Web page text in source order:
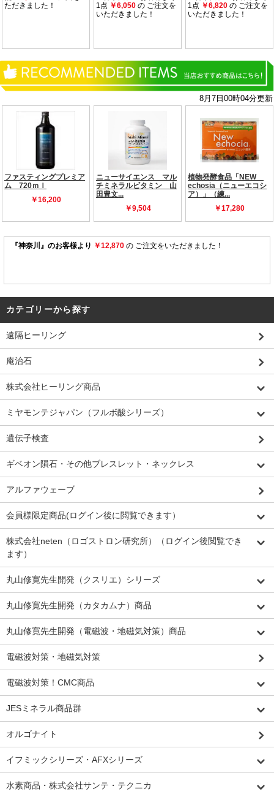
カテゴリーから探す
遠隔ヒーリング
庵治石
株式会社ヒーリング商品
ミヤモンテジャパン（フルボ酸シリーズ）
遺伝子検査
ギベオン隕石・その他ブレスレット・ネックレス
アルファウェーブ
会員様限定商品(ログイン後に閲覧できます）
株式会社neten（ロゴストロン研究所）（ログイン後閲覧でき
ます）
丸山修寛先生開発（クスリエ）シリーズ
丸山修寛先生開発（カタカムナ）商品
丸山修寛先生開発（電磁波・地磁気対策）商品
電磁波対策・地磁気対策
電磁波対策！CMC商品
JESミネラル商品群
オルゴナイト
イフミックシリーズ・AFXシリーズ
水素商品・株式会社サンテ・テクニカ